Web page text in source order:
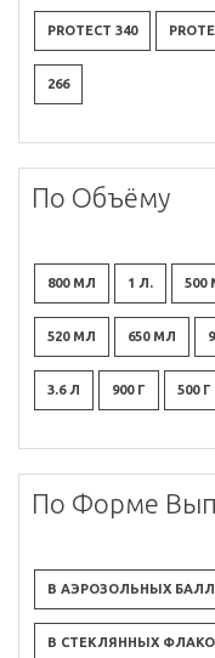
PROTECT 340
266
По Объёму
800 МЛ 1 Л. 500
520 МЛ 650 МЛ
3.6 Л 900 Г 500 Г
По Форме
В АЭРОЗОЛЬНЫХ
В СТЕКЛЯННЫХ